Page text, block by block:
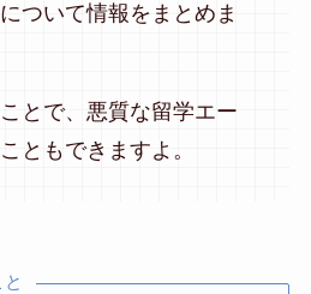
ついて情報をまとめま
とで、悪質な留学エー
ともできますよ。